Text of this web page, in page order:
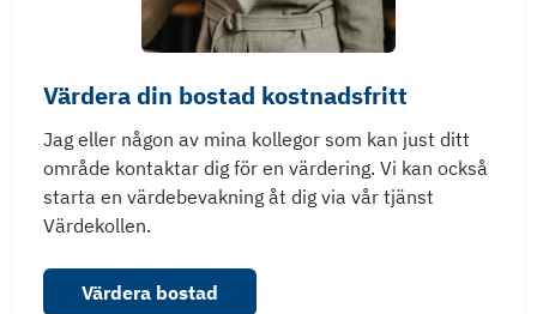
Värdera din bostad kostnadsfritt
Jag eller någon av mina kollegor som kan just ditt
område kontaktar dig för en värdering. Vi kan också
starta en värdebevakning åt dig via vår tjänst
Värdekollen.
Värdera bostad